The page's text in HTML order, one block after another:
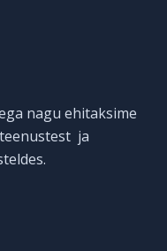
nagu ehitaksime
ja